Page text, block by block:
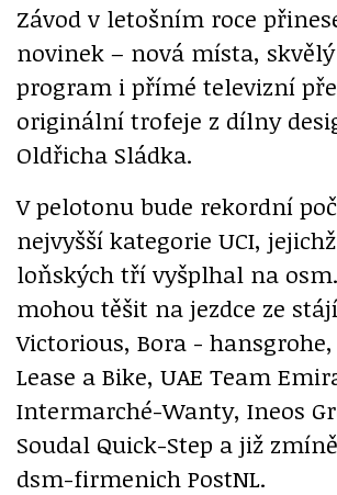
Závod v letošním roce
novinek – nová místa,
program i přímé televizní
originální trofeje z dílny
Oldřicha Sládka.
V pelotonu bude rekordní
nejvyšší kategorie UCI,
loňských tří vyšplhal na
mohou těšit na jezdce ze
Victorious, Bora -
Lease a Bike, UAE Team
Intermarché-Wanty, Ineos
Soudal Quick-Step a již
dsm-firmenich PostNL.